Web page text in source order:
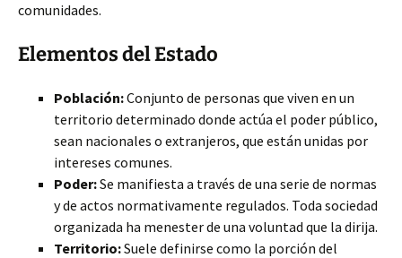
comunidades.
Elementos del Estado
Población:Conjunto de personas que viven en un
territorio determinado donde actúa el poder público,
sean nacionales o extranjeros, que están unidas por
intereses comunes.
Poder:Se manifiesta a través de una serie de normas
y de actos normativamente regulados. Toda sociedad
organizada ha menester de una voluntad que la dirija.
Territorio:Suele definirse como la porción del